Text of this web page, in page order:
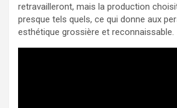
retravailleront, mais la production
presque tels quels, ce qui donne aux
esthétique grossière et reconnaissable.